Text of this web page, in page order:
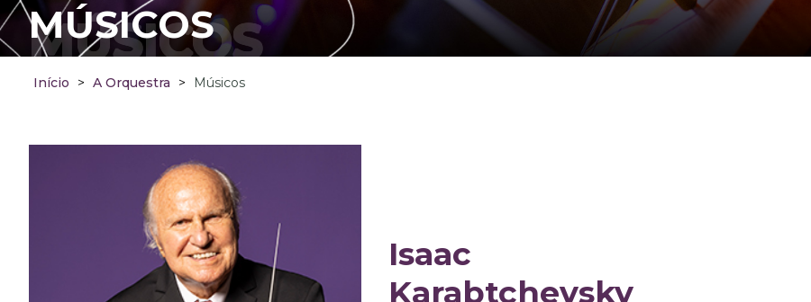
MÚSICOS
MÚSICOS
Início > A Orquestra > Músicos
Isaac
Karabtchevsky